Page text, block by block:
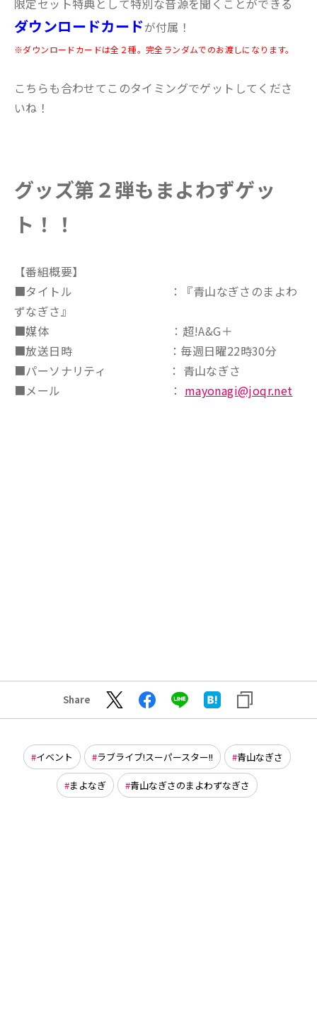
ダウンロードカードが付属！
※ダウンロードカードは全２種。完全ランダムでのお渡しになります。
こちらも合わせてこのタイミングでゲットしてくださ
いね！
グッズ第２弾もまよわずゲッ
ト！！
【番組概要】
■タイトル ：『青山なぎさのまよわ
ずなぎさ』
■媒体 ：超!A&G＋
■放送日時 ：毎週日曜22時30分
■パーソナリティ ： 青山なぎさ
■メール ： mayonagi@joqr.net
Share
イベント ラブライブ!スーパースター!! 青山なぎさ
まよなぎ 青山なぎさのまよわずなぎさ